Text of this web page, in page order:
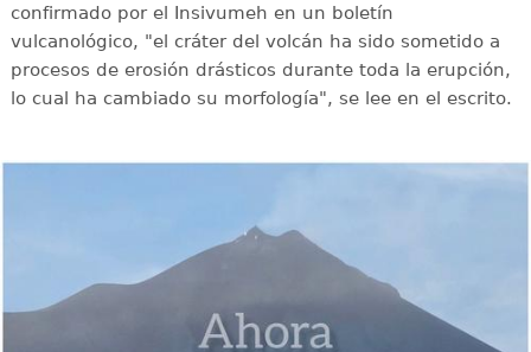
confirmado por el Insivumeh en un boletín
vulcanológico, "el cráter del volcán ha sido sometido a
procesos de erosión drásticos durante toda la erupción,
lo cual ha cambiado su morfología", se lee en el escrito.